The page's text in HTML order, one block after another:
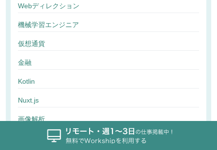
Webディレクション
機械学習エンジニア
仮想通貨
金融
Kotlin
Nuxt.js
画像解析